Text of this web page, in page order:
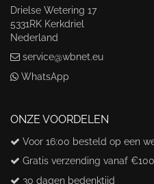
Drielse Wetering 17
5331RK Kerkdriel
Nederland
service@wbnet.eu
WhatsApp
ONZE VOORDELEN
Voor 16:00 besteld op een
Gratis verzending vanaf €100
30 dagen bedenktijd